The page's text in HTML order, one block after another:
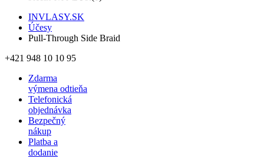
INVLASY.SK
Účesy
Pull-Through Side Braid
+421 948 10 10 95
Zdarma
výmena odtieňa
Telefonická
objednávka
Bezpečný
nákup
Platba a
dodanie